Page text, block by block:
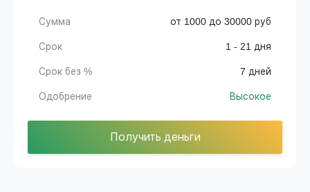
Сумма от 1000 до 30000 руб
Срок 1 - 21 дня
Срок без % 7 дней
Одобрение Высокое
Получить деньги